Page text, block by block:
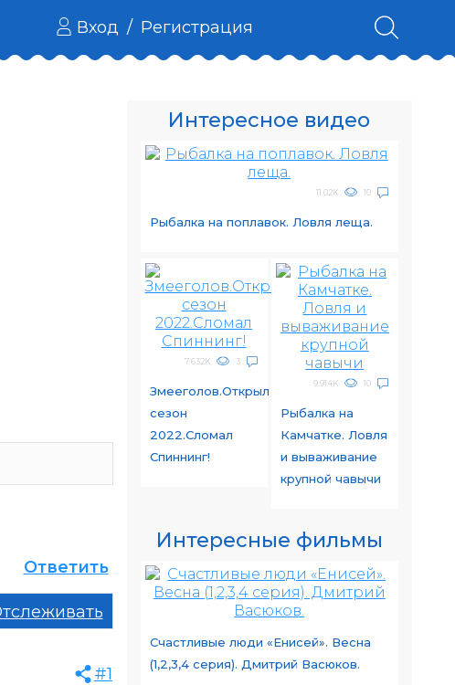
Вход / Регистрация
Ответить
#1
Интересное видео
11.02K 10
Рыбалка на поплавок. Ловля леща.
7.632K 3
Змееголов.Открыл
сезон
2022.Сломал
Спиннинг!
9.914K 10
Рыбалка на
Камчатке. Ловля
и вываживание
крупной чавычи
Интересные фильмы
Счастливые люди «Енисей». Весна
(1,2,3,4 серия). Дмитрий Васюков.